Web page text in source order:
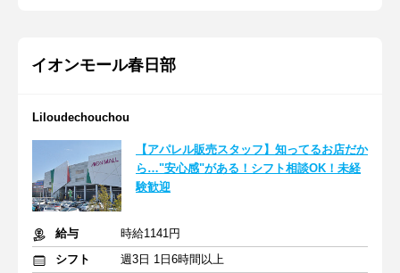
イオンモール春日部
Liloudechouchou
【アパレル販売スタッフ】知ってるお店だか
ら…"安心感"がある！シフト相談OK！未経
験歓迎
給与
時給1141円
シフト
週3日 1日6時間以上